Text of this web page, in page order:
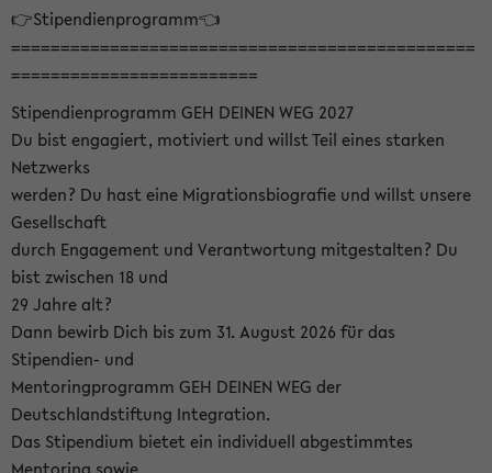
👉Stipendienprogramm👈
===============================================
=========================
Stipendienprogramm GEH DEINEN WEG 2027
Du bist engagiert, motiviert und willst Teil eines starken
Netzwerks
werden? Du hast eine Migrationsbiografie und willst unsere
Gesellschaft
durch Engagement und Verantwortung mitgestalten? Du
bist zwischen 18 und
29 Jahre alt?
Dann bewirb Dich bis zum 31. August 2026 für das
Stipendien- und
Mentoringprogramm GEH DEINEN WEG der
Deutschlandstiftung Integration.
Das Stipendium bietet ein individuell abgestimmtes